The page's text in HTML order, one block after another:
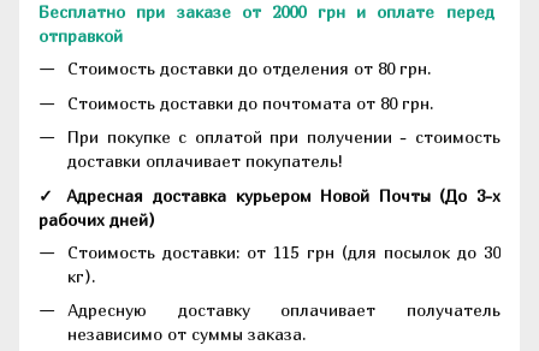
Бесплатно при заказе от 2000 грн и оплате перед
отправкой
Стоимость доставки до отделения от 80 грн.
Стоимость доставки до почтомата от 80 грн.
При покупке с оплатой при получении - стоимость
доставки оплачивает покупатель!
✓ Адресная доставка курьером Новой Почты (До 3-х
рабочих дней)
Стоимость доставки: от 115 грн (для посылок до 30
кг).
Адресную доставку оплачивает получатель
независимо от суммы заказа.